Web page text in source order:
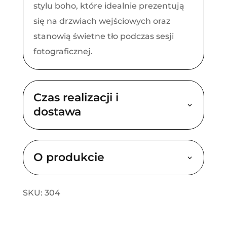
stylu boho, które idealnie prezentują
się na drzwiach wejściowych oraz
stanowią świetne tło podczas sesji
fotograficznej.
Czas realizacji i
dostawa
O produkcie
SKU: 304